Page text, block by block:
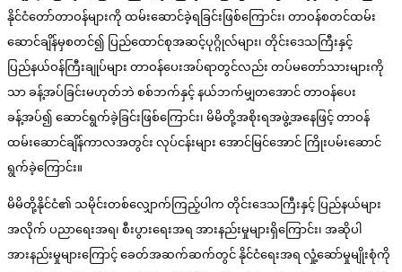
နိုင်ငံတော်တာဝန်များကို ထမ်းဆောင်ခဲ့ရခြင်းဖြစ်ကြောင်း၊ တာဝန်စတင်ထမ်း
ဆောင်ချိန်မှစတင်၍ ပြည်ထောင်စုအဆင့်ပုဂ္ဂိုလ်များ၊ တိုင်းဒေသကြီးနှင့်
ပြည်နယ်ဝန်ကြီးချုပ်များ တာဝန်ပေးအပ်ရာတွင်လည်း တပ်မတော်သားများကို
သာ ခန့်အပ်ခြင်းမဟုတ်ဘဲ စစ်ဘက်နှင့် နယ်ဘက်မျှတအောင် တာဝန်ပေး
ခန့်အပ်၍ ဆောင်ရွက်ခဲ့ခြင်းဖြစ်ကြောင်း၊ မိမိတို့အစိုးရအဖွဲ့အနေဖြင့် တာဝန်
ထမ်းဆောင်ချိန်ကာလအတွင်း လုပ်ငန်းများ အောင်မြင်အောင် ကြိုးပမ်းဆောင်
ရွက်ခဲ့ကြောင်း။
မိမိတို့နိုင်ငံ၏ သမိုင်းတစ်လျှောက်ကြည့်ပါက တိုင်းဒေသကြီးနှင့် ပြည်နယ်များ
အလိုက် ပညာရေးအရ၊ စီးပွားရေးအရ အားနည်းမှုများရှိကြောင်း၊ အဆိုပါ
အားနည်းမှုများကြောင့် ခေတ်အဆက်ဆက်တွင် နိုင်ငံရေးအရ လှုံ့ဆော်မှုမျိုးစုံကို